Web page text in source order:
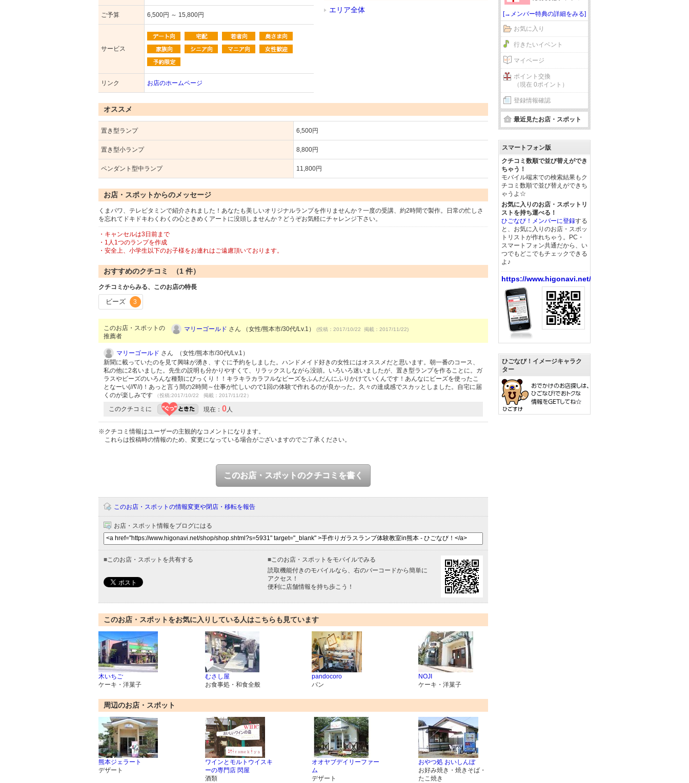
ご予算 6,500円 ～ 15,800円
サービス
リンク お店のホームページ
エリア全体
オススメ
置き型ランプ 6,500円
置き型小ランプ 8,800円
ペンダント型中ランプ 11,800円
お店・スポットからのメッセージ
くまパワ、テレビタミンで紹介されました！あなたも美しいオリジナルランプを作りませんか？一度の受講、約2時間で製作。日常の忙しさ
を忘れてドキドキわくわくの心ときめくアートに没頭しませんか？どうぞお気軽にチャレンジ下さい。
・キャンセルは3日前まで
・1人1つのランプを作成
・安全上、小学生以下のお子様をお連れはご遠慮頂いております。
おすすめのクチコミ （1 件）
クチコミからみる、このお店の特長
ビーズ 3
このお店・スポットの
推薦者
マリーゴールド さん （女性/熊本市/30代/Lv.1） (投稿：2017/10/22 掲載：2017/11/22)
マリーゴールド さん （女性/熊本市/30代/Lv.1）
新聞に載っていたのを見て興味が湧き、すぐに予約をしました。ハンドメイド好きの女性にはオススメだと思います。朝一番のコース、
私の他に2名いました。先生の説明も分かりやすくて、リラックスしながら没頭。いろいろ迷いましたが、置き型ランプを作ることに。ガ
ラスやビーズのいろんな種類にびっくり！！キラキラカラフルなビーズをふんだんにふりかけていくんです！あんなにビーズを使ったこ
となーい(//∇//)！あっと言う間の2時間～仕事が忙しいので1回の体験で作れるのが良かった。久々の達成感でスカッとしました。自宅に届
くのが楽しみです
（投稿:2017/10/22 掲載：2017/11/22）
このクチコミに 現在： 0 人
※クチコミ情報はユーザーの主観的なコメントになります。
これらは投稿時の情報のため、変更になっている場合がございますのでご了承ください。
このお店・スポットのクチコミを書く
このお店・スポットの情報変更や閉店・移転を報告
お店・スポット情報をブログにはる
■ このお店・スポットを共有する ■ このお店・スポットをモバイルでみる
読取機能付きのモバイルなら、右のバーコードから簡単に
アクセス！
便利に店舗情報を持ち歩こう！
このお店・スポットをお気に入りしている人はこちらも見ています
木いちご
ケーキ・洋菓子
むさし屋
お食事処・和食全般
pandocoro
パン
NOJI
ケーキ・洋菓子
周辺のお店・スポット
熊本ジェラート
デザート
ワインとモルトウイスキ
ーの専門店 閃屋
酒類
オオヤブデイリーファー
ム
デザート
おやつ処 おいしんぼ
お好み焼き・焼きそば・
たこ焼き
[→メンバー特典の詳細をみる]
お気に入り
行きたいイベント
マイページ
ポイント交換
（現在 0ポイント）
登録情報確認
最近見たお店・スポット
スマートフォン版
クチコミ数順で並び替えができ
ちゃう！
モバイル端末での検索結果もク
チコミ数順で並び替えができち
ゃうよ☆
お気に入りのお店・スポットリ
ストを持ち運べる！
ひごなび！メンバーに登録する
と、お気に入りのお店・スポッ
トリストが作れちゃう。PC・
スマートフォン共通だから、い
つでもどこでもチェックできる
よ♪
https://www.higonavi.net/
ひごなび！イメージキャラク
ター